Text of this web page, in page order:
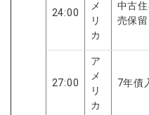
24:00
メ
リ
カ
中古
売保留
27:00
ア
メ
リ
カ
7年債